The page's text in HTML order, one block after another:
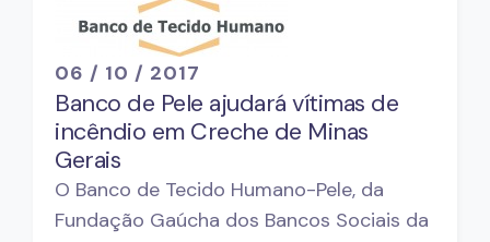
06 / 10 / 2017
Banco de Pele ajudará vítimas de
incêndio em Creche de Minas
Gerais
O Banco de Tecido Humano-Pele, da
Fundação Gaúcha dos Bancos Sociais da